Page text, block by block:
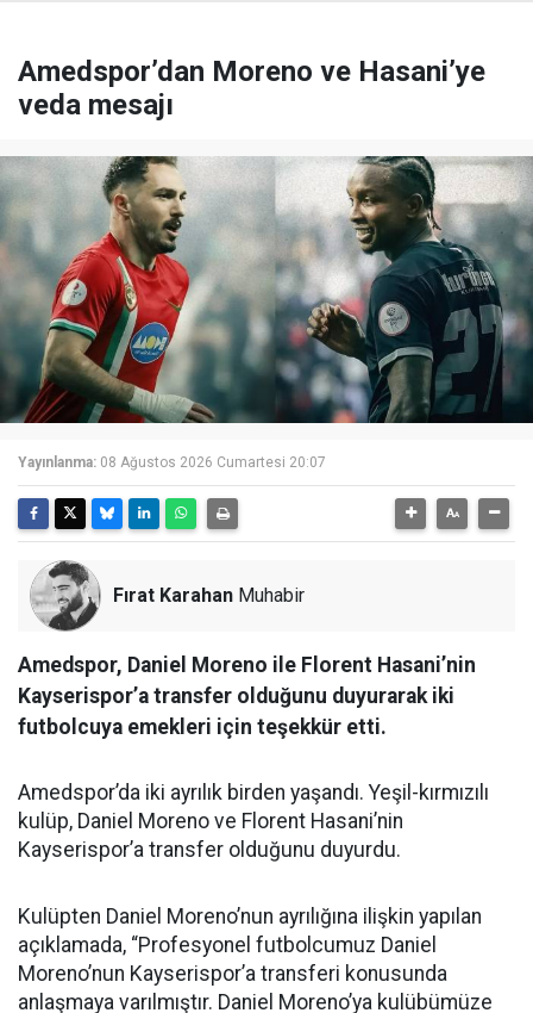
Amedspor’dan Moreno ve Hasani’ye
veda mesajı
Yayınlanma: 08 Ağustos 2026 Cumartesi 20:07
Fırat Karahan Muhabir
Amedspor, Daniel Moreno ile Florent Hasani’nin
Kayserispor’a transfer olduğunu duyurarak iki
futbolcuya emekleri için teşekkür etti.
Amedspor’da iki ayrılık birden yaşandı. Yeşil-kırmızılı
kulüp, Daniel Moreno ve Florent Hasani’nin
Kayserispor’a transfer olduğunu duyurdu.
Kulüpten Daniel Moreno’nun ayrılığına ilişkin yapılan
açıklamada, “Profesyonel futbolcumuz Daniel
Moreno’nun Kayserispor’a transferi konusunda
anlaşmaya varılmıştır. Daniel Moreno’ya kulübümüze